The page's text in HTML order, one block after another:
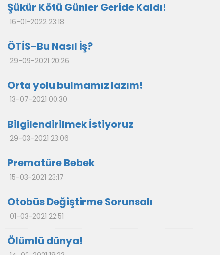
Şükür Kötü Günler Geride Kaldı!
16-01-2022 23:18
ÖTİS-Bu Nasıl İş?
29-09-2021 20:26
Orta yolu bulmamız lazım!
13-07-2021 00:30
Bilgilendirilmek İstiyoruz
29-03-2021 23:06
Prematüre Bebek
15-03-2021 23:17
Otobüs Değiştirme Sorunsalı
01-03-2021 22:51
Ölümlü dünya!